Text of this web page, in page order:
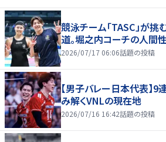
競泳チーム「TASC」が
道。堀之内コーチの人間
2026/07/17 06:06話題の投稿
【男子バレー日本代表】
み解くVNLの現在地
2026/07/16 16:42話題の投稿